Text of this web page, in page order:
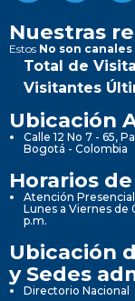
Nuestras
Estos No son
Total de
Visitantes
Ubicación
Calle 12 No 7 - 65,
Bogotá - Colombia
Horarios
Atención
Lunes a Viernes de
p.m.
Ubicación
y Sedes
Directorio Nacional